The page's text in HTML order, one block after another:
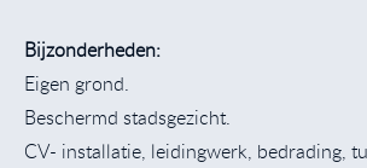
Bijzonderheden:
Eigen grond.
Beschermd stadsgezicht.
CV- installatie, leidingwerk, bedrading,